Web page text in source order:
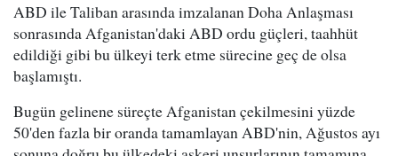
ABD ile Taliban arasında imzalanan Doha Anlaşması
sonrasında Afganistan'daki ABD ordu güçleri, taahhüt
edildiği gibi bu ülkeyi terk etme sürecine geç de olsa
başlamıştı.
Bugün gelinene süreçte Afganistan çekilmesini yüzde
50'den fazla bir oranda tamamlayan ABD'nin, Ağustos ayı